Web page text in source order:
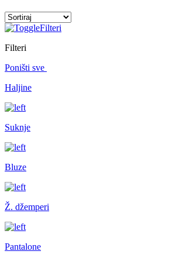
Filteri
Filteri
Poništi sve
Haljine
Suknje
Bluze
Ž. džemperi
Pantalone